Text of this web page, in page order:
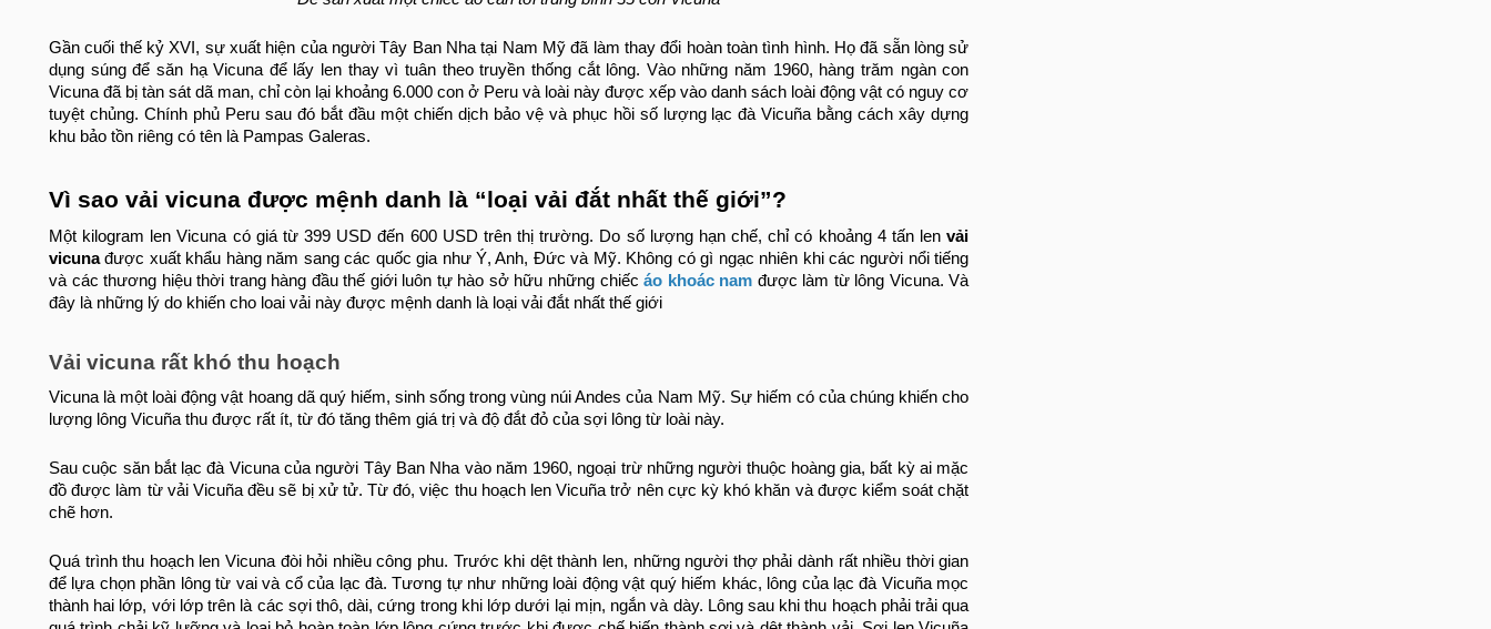
Gần cuối thế kỷ XVI, sự xuất hiện của người Tây Ban Nha tại Nam Mỹ đã làm thay đổi hoàn toàn tình hình. Họ đã sẵn lòng sử
dụng súng để săn hạ Vicuna để lấy len thay vì tuân theo truyền thống cắt lông. Vào những năm 1960, hàng trăm ngàn con
Vicuna đã bị tàn sát dã man, chỉ còn lại khoảng 6.000 con ở Peru và loài này được xếp vào danh sách loài động vật có nguy cơ
tuyệt chủng. Chính phủ Peru sau đó bắt đầu một chiến dịch bảo vệ và phục hồi số lượng lạc đà Vicuña bằng cách xây dựng
khu bảo tồn riêng có tên là Pampas Galeras.
Vì sao vải vicuna được mệnh danh là “loại vải đắt nhất thế giới”?
Một kilogram len Vicuna có giá từ 399 USD đến 600 USD trên thị trường. Do số lượng hạn chế, chỉ có khoảng 4 tấn lenvải
vicunađược xuất khẩu hàng năm sang các quốc gia như Ý, Anh, Đức và Mỹ. Không có gì ngạc nhiên khi các người nổi tiếng
và các thương hiệu thời trang hàng đầu thế giới luôn tự hào sở hữu những chiếc áo khoác nam được làm từ lông Vicuna. Và
đây là những lý do khiến cho loai vải này được mệnh danh là loại vải đắt nhất thế giới
Vải vicuna rất khó thu hoạch
Vicuna là một loài động vật hoang dã quý hiếm, sinh sống trong vùng núi Andes của Nam Mỹ. Sự hiếm có của chúng khiến cho
lượng lông Vicuña thu được rất ít, từ đó tăng thêm giá trị và độ đắt đỏ của sợi lông từ loài này.
Sau cuộc săn bắt lạc đà Vicuna của người Tây Ban Nha vào năm 1960, ngoại trừ những người thuộc hoàng gia, bất kỳ ai mặc
đồ được làm từ vải Vicuña đều sẽ bị xử tử. Từ đó, việc thu hoạch len Vicuña trở nên cực kỳ khó khăn và được kiểm soát chặt
chẽ hơn.
Quá trình thu hoạch len Vicuna đòi hỏi nhiều công phu. Trước khi dệt thành len, những người thợ phải dành rất nhiều thời gian
để lựa chọn phần lông từ vai và cổ của lạc đà. Tương tự như những loài động vật quý hiếm khác, lông của lạc đà Vicuña mọc
thành hai lớp, với lớp trên là các sợi thô, dài, cứng trong khi lớp dưới lại mịn, ngắn và dày. Lông sau khi thu hoạch phải trải qua